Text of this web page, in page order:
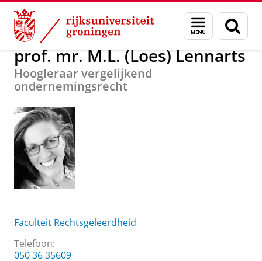
Skip
Content
Skip
Navigation
Menu
en
zoeken
Over ons prof. mr. M.L. (Loes) Lennarts
prof. mr. M.L. (Loes) Lennarts
Hoogleraar vergelijkend
ondernemingsrecht
Faculteit Rechtsgeleerdheid
Telefoon:
050 36 35609